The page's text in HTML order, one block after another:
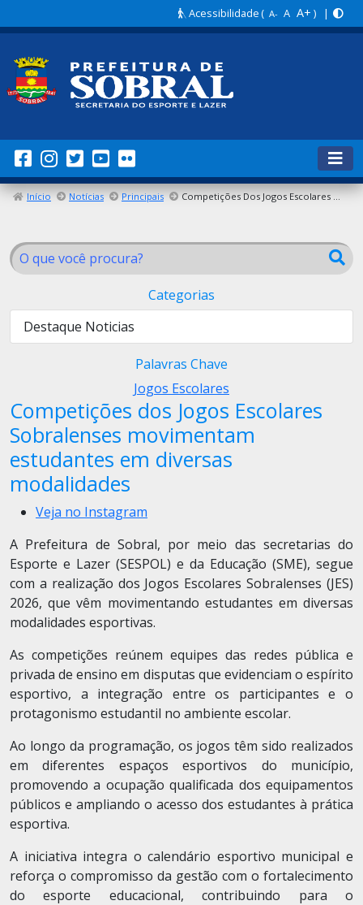
Acessibilidade( A- A A+ ) |
Início Notícias Principais Competições Dos Jogos Escolares Sobralenses Movimentam Estudantes Em Diversas Modalidades
Categorias
Destaque Noticias
Palavras Chave
Jogos Escolares
Competições dos Jogos Escolares
Sobralenses movimentam
estudantes em diversas
modalidades
Veja no Instagram
A Prefeitura de Sobral, por meio das secretarias do
Esporte e Lazer (SESPOL) e da Educação (SME), segue
com a realização dos Jogos Escolares Sobralenses (JES)
2026, que vêm movimentando estudantes em diversas
modalidades esportivas.
As competições reúnem equipes das redes pública e
privada de ensino em disputas que evidenciam o espírito
esportivo, a integração entre os participantes e o
protagonismo estudantil no ambiente escolar.
Ao longo da programação, os jogos têm sido realizados
em diferentes espaços esportivos do município,
promovendo a ocupação qualificada dos equipamentos
públicos e ampliando o acesso dos estudantes à prática
esportiva.
A iniciativa integra o calendário esportivo municipal e
reforça o compromisso da gestão com o fortalecimento
do esporte educacional, contribuindo para o